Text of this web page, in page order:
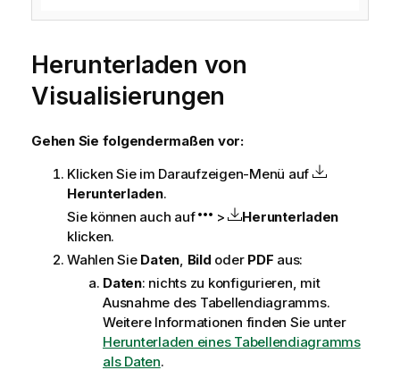
Herunterladen von
Visualisierungen
Gehen Sie folgendermaßen vor:
Klicken Sie im Daraufzeigen-Menü auf
Herunterladen.
Sie können auch auf
>
Herunterladen
klicken.
Wahlen Sie Daten, Bild oder PDF aus:
Daten: nichts zu konfigurieren, mit
Ausnahme des Tabellendiagramms.
Weitere Informationen finden Sie unter
Herunterladen eines Tabellendiagramms
als Daten.